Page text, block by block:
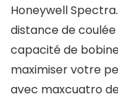
Honeywell
distance de
capacité de
maximiser votre
avec maxcuatro